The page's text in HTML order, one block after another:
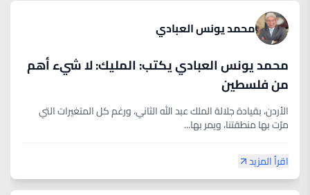
محمد يونس العبادي
محمد يونس العبادي يكتب: المليك: لا شيء أهم
من فلسطين
الأردن، بقيادة جلالة الملك عبد الله الثاني، ورغم كل المتغيرات التي
مرّت بها منطقتنا، ويمر بها...
اقرأ المزيد